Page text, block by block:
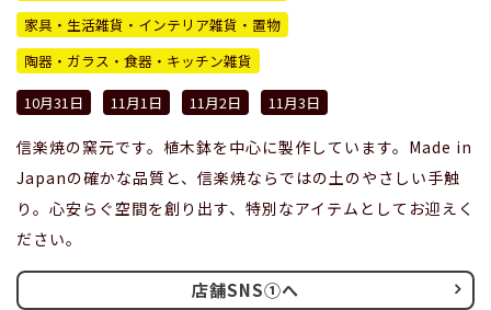
家具・生活雑貨・インテリア雑貨・置物
陶器・ガラス・食器・キッチン雑貨
10月31日
11月1日 11月2日 11月3日
信楽焼の窯元です。植木鉢を中心に製作しています。Made in
Japanの確かな品質と、信楽焼ならではの土のやさしい手触
り。心安らぐ空間を創り出す、特別なアイテムとしてお迎えく
ださい。
店舗SNS①へ